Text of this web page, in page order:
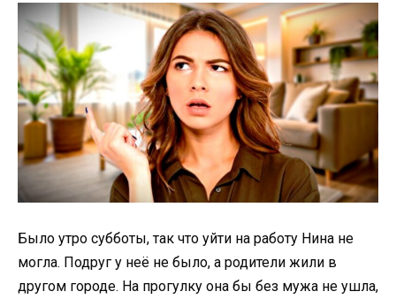
Было утро субботы, так что уйти на работу Нина не
могла. Подруг у неё не было, а родители жили в
другом городе. На прогулку она бы без мужа не ушла,